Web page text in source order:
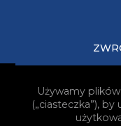
Używamy
(„ciasteczka”),